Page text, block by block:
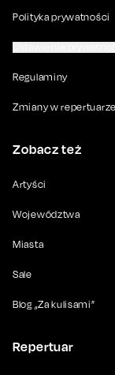
Polityka prywatności
Regulaminy
Zmiany w repertuarze
Zobacz też
Artyści
Województwa
Miasta
Sale
Blog „Za kulisami”
Repertuar